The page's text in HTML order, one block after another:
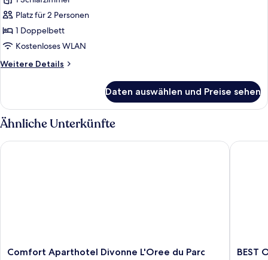
1
Doppelbett
anzeigen
Platz für 2 Personen
1 Doppelbett
Kostenloses WLAN
Weitere Details
Weitere
Doppelzimmer,
1
Doppelbett
Daten auswählen und Preise sehen
Ähnliche Unterkünfte
Comfort
Comfort Aparthotel Divonne L'Oree du Parc
Comfort Aparthotel Divonne L'Oree du Parc
BEST
BEST
BEST